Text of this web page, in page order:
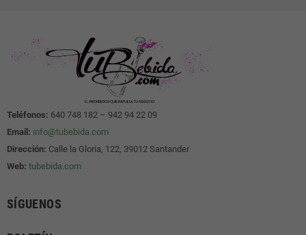
Teléfonos: 640 748 182 – 942 94 22 09
Email: info@tubebida.com
Dirección: Calle la Gloria, 122, 39012 Santander
Web: tubebida.com
SÍGUENOS